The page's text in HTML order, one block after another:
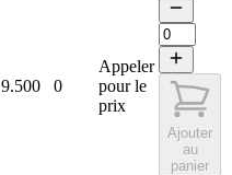
9.500 0
Appeler
pour le
prix
Ajouter
au
panier